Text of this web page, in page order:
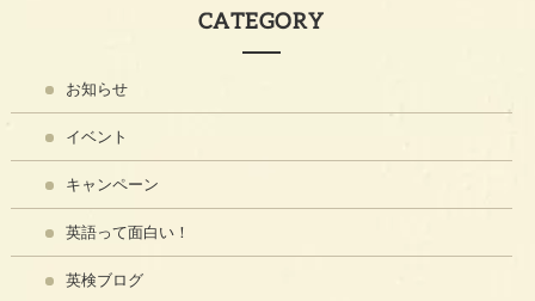
CATEGORY
お知らせ
イベント
キャンペーン
英語って面白い！
英検ブログ